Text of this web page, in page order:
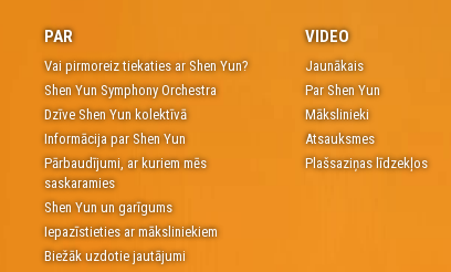
PAR
Vai pirmoreiz tiekaties ar Shen Yun?
Shen Yun Symphony Orchestra
Dzīve Shen Yun kolektīvā
Informācija par Shen Yun
Pārbaudījumi, ar kuriem mēs
saskaramies
Shen Yun un garīgums
Iepazīstieties ar māksliniekiem
Biežāk uzdotie jautājumi
VIDEO
Jaunākais
Par Shen Yun
Mākslinieki
Atsauksmes
Plašsaziņas līdzekļos